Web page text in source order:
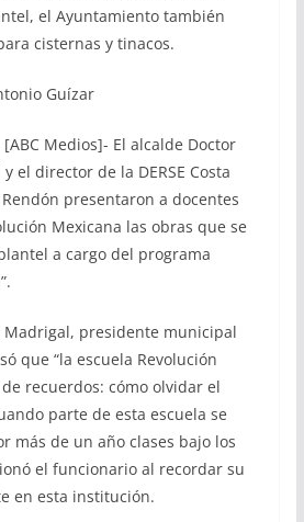
el Ayuntamiento también
cisternas y tinacos.
Guízar
[ABC Medios]- El alcalde Doctor
el director de la DERSE Costa
presentaron a docentes
Mexicana las obras que se
a cargo del programa
Madrigal, presidente municipal
que “la escuela Revolución
recuerdos: cómo olvidar el
parte de esta escuela se
más de un año clases bajo los
el funcionario al recordar su
en esta institución.